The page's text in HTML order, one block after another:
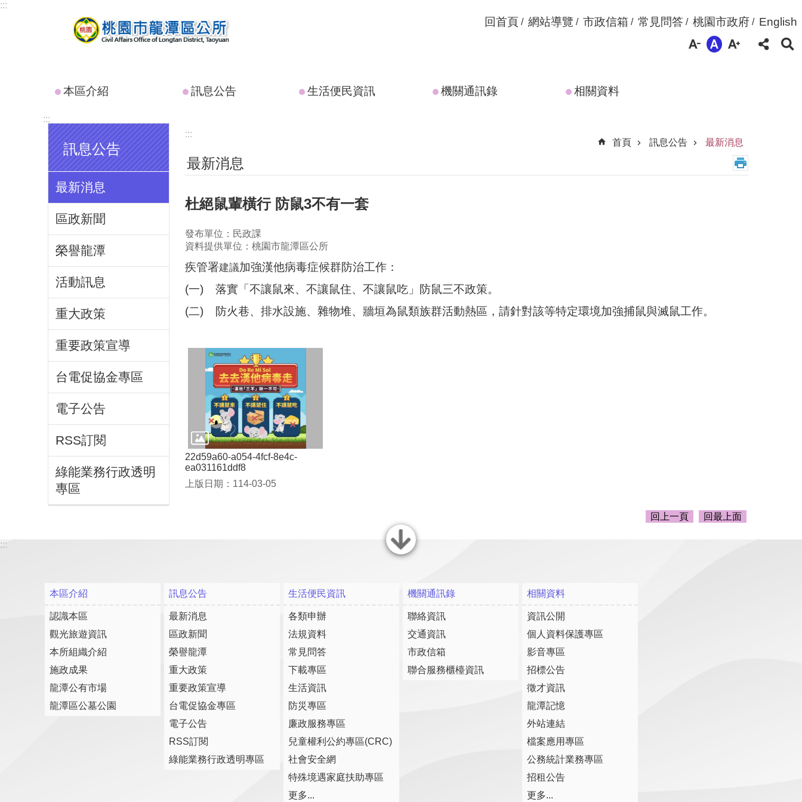
跳到主要內容區塊
:::
回首頁 網站導覽 市政信箱 常見問答 桃園市政府 English
本區介紹 訊息公告 生活便民資訊 機關通訊錄 相關資料
:::
訊息公告
最新消息
區政新聞
榮譽龍潭
活動訊息
重大政策
重要政策宣導
台電促協金專區
電子公告
RSS訂閱
綠能業務行政透明
專區
:::
首頁
訊息公告 最新消息
最新消息
杜絕鼠輩橫行 防鼠3不有一套
發布單位：民政課
資料提供單位：桃園市龍潭區公所
疾管署建議加強漢他病毒症候群防治工作：
(一)
落實「不讓鼠來、不讓鼠住、不讓鼠吃」防鼠三不政策。
(二)
防火巷、排水設施、雜物堆、牆垣為鼠類族群活動熱區，請針對該等特定環境加強捕鼠與滅鼠工作。
22d59a60-a054-4fcf-8e4c-
ea031161ddf8
上版日期：114-03-05
回上一頁 回最上面
關閉
:::
本區介紹
認識本區
觀光旅遊資訊
本所組織介紹
施政成果
龍潭公有市場
龍潭區公墓公園
訊息公告
最新消息
區政新聞
榮譽龍潭
重大政策
重要政策宣導
台電促協金專區
電子公告
RSS訂閱
綠能業務行政透明專區
生活便民資訊
各類申辦
法規資料
常見問答
下載專區
生活資訊
防災專區
廉政服務專區
兒童權利公約專區(CRC)
社會安全網
特殊境遇家庭扶助專區
更多...
機關通訊錄
聯絡資訊
交通資訊
市政信箱
聯合服務櫃檯資訊
相關資料
資訊公開
個人資料保護專區
影音專區
招標公告
徵才資訊
龍潭記憶
外站連結
檔案應用專區
公務統計業務專區
招租公告
更多...